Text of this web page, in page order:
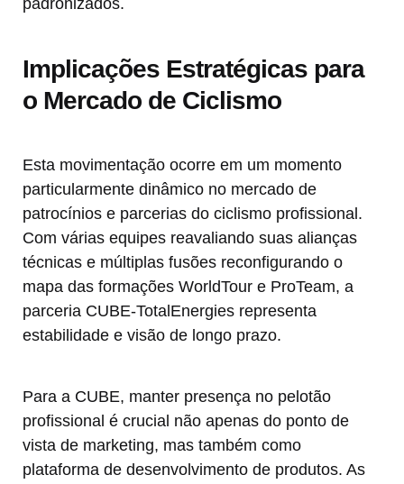
padronizados.
Implicações Estratégicas para
o Mercado de Ciclismo
Esta movimentação ocorre em um momento
particularmente dinâmico no mercado de
patrocínios e parcerias do ciclismo profissional.
Com várias equipes reavaliando suas alianças
técnicas e múltiplas fusões reconfigurando o
mapa das formações WorldTour e ProTeam, a
parceria CUBE-TotalEnergies representa
estabilidade e visão de longo prazo.
Para a CUBE, manter presença no pelotão
profissional é crucial não apenas do ponto de
vista de marketing, mas também como
plataforma de desenvolvimento de produtos. As